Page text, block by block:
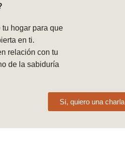
hogar para que
en ti.
relación con tu
de la sabiduría
Sí, quiero una